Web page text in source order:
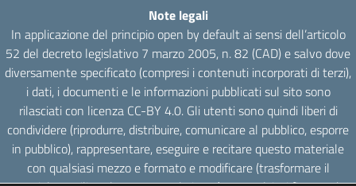
Note legali
In applicazione del principio open by default ai sensi dell’articolo
52 del decreto legislativo 7 marzo 2005, n. 82 (CAD) e salvo dove
diversamente specificato (compresi i contenuti incorporati di terzi),
i dati, i documenti e le informazioni pubblicati sul sito sono
rilasciati con licenza CC-BY 4.0. Gli utenti sono quindi liberi di
condividere (riprodurre, distribuire, comunicare al pubblico, esporre
in pubblico), rappresentare, eseguire e recitare questo materiale
con qualsiasi mezzo e formato e modificare (trasformare il